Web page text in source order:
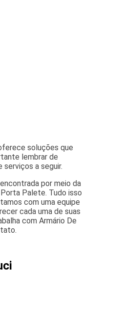
soluções que
lembrar de
a seguir.
por meio da
Palete. Tudo isso
com uma equipe
cada uma de suas
com Armário De